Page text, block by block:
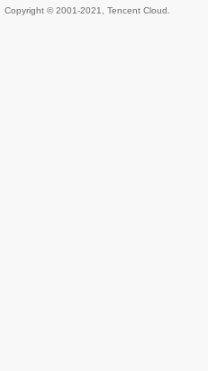
Copyright © 2001-2021, Tencent Cloud.